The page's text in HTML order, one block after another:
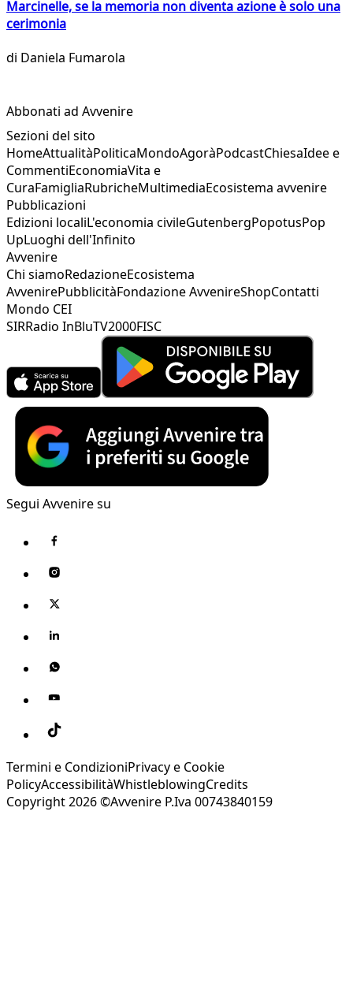
Marcinelle, se la memoria non diventa azione è solo una
cerimonia
di Daniela Fumarola
Abbonati ad Avvenire
Sezioni del sito
HomeAttualitàPoliticaMondoAgoràPodcastChiesaIdee e
CommentiEconomiaVita e
CuraFamigliaRubricheMultimediaEcosistema avvenire
Pubblicazioni
Edizioni localiL'economia civileGutenbergPopotusPop
UpLuoghi dell'Infinito
Avvenire
Chi siamoRedazioneEcosistema
AvvenirePubblicitàFondazione AvvenireShopContatti
Mondo CEI
SIRRadio InBluTV2000FISC
Segui Avvenire su
Termini e CondizioniPrivacy e Cookie
PolicyAccessibilitàWhistleblowingCredits
Copyright 2026 ©Avvenire P.Iva 00743840159